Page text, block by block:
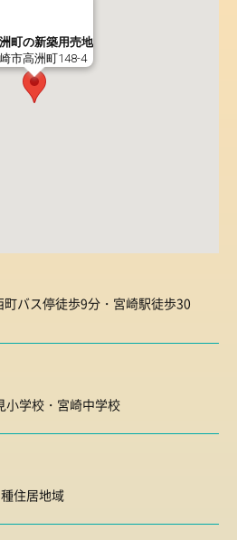
町の新築用売地
市高洲町148-4
町バス停徒歩9分・宮崎駅徒歩30
小学校 ・ 宮崎中学校
住居地域